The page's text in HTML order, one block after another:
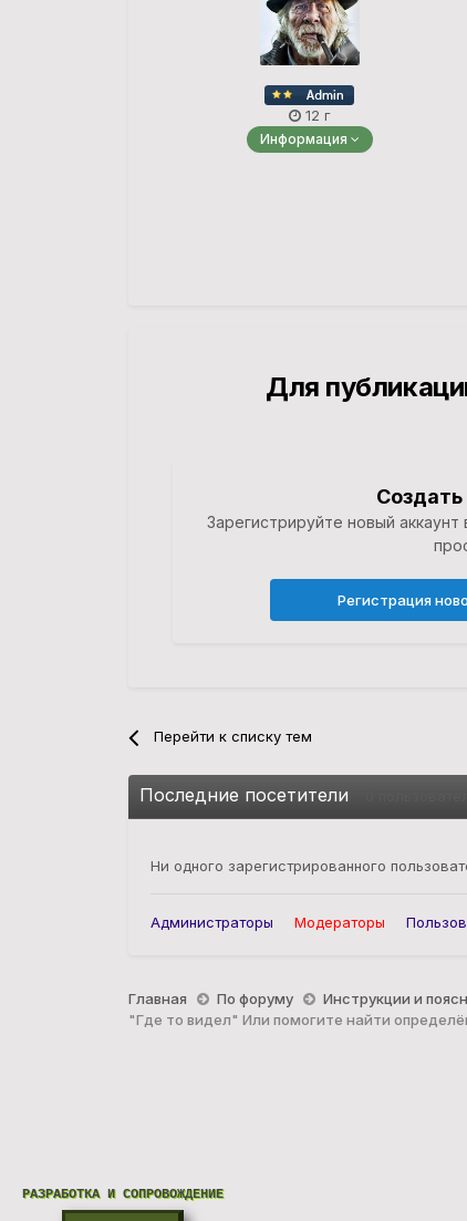
12 г
Информация
Для
Создать
Зарегистрируйте новый
Регистрация
Перейти к списку тем
Последние посетители
Ни одного зарегистрированного
Администраторы Модераторы
Главная По форуму
Инструкции и
"Где то видел" Или помогите найти
РАЗРАБОТКА И СОПРОВОЖДЕНИЕ